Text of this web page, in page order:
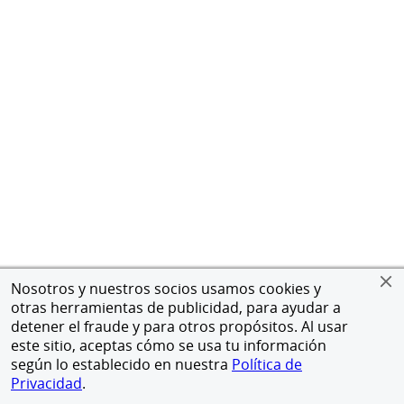
Nosotros y nuestros socios usamos cookies y
otras herramientas de publicidad, para ayudar a
detener el fraude y para otros propósitos. Al usar
este sitio, aceptas cómo se usa tu información
según lo establecido en nuestra Política de
Privacidad.